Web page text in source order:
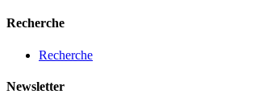
Recherche
Recherche
Newsletter